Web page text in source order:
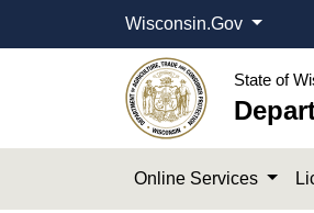
Wisconsin.Gov
State of
Online Services